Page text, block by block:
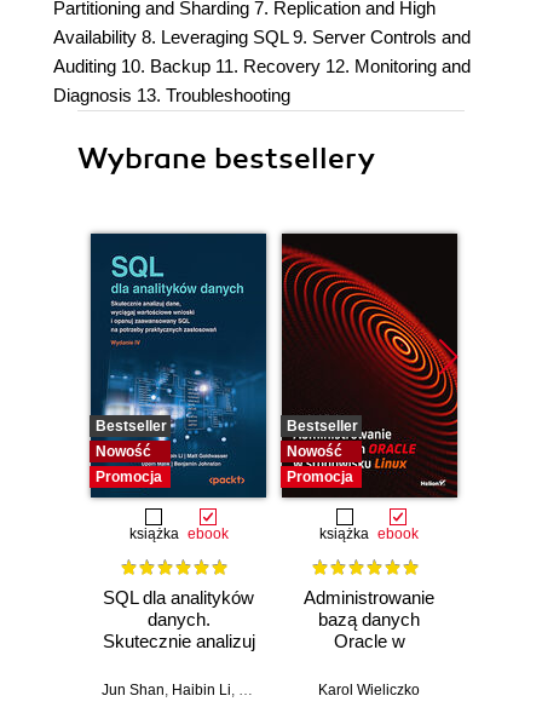
Partitioning and Sharding 7. Replication and High
Availability 8. Leveraging SQL 9. Server Controls and
Auditing 10. Backup 11. Recovery 12. Monitoring and
Diagnosis 13. Troubleshooting
Wybrane bestsellery
Bestseller
Nowość
Promocja
książka ebook
SQL dla analityków
danych.
Skutecznie analizuj
wartościowe
Jun Shan, Haibin Li, Matt Goldwasser, Upom Malik
Bestseller
Nowość
Promocja
książka ebook
Administrowanie
bazą danych
Oracle w
Karol Wieliczko